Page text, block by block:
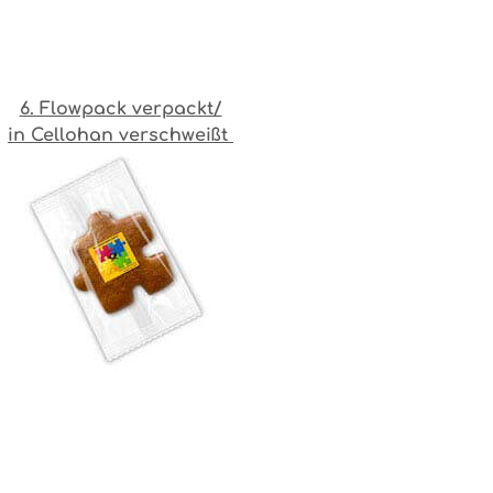
6. Flowpack verpackt/
in Cellohan verschweißt